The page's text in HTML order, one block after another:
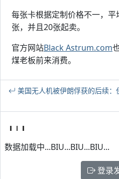
每张卡根据定制价格不一，
张，并且20张起卖。
官方网站Black Astrum.com
煤老板前来消费。
美国无人机被伊朗俘获的后续：
数据加载中...BIU...BIU...BIU...
登录